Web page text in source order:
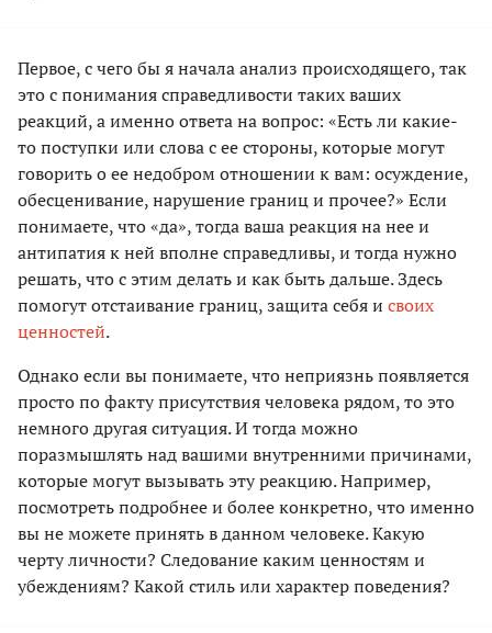
Первое, с чего бы я начала анализ происходящего, так
это с понимания справедливости таких ваших
реакций, а именно ответа на вопрос: «Есть ли какие-
то поступки или слова с ее стороны, которые могут
говорить о ее недобром отношении к вам: осуждение,
обесценивание, нарушение границ и прочее?» Если
понимаете, что «да», тогда ваша реакция на нее и
антипатия к ней вполне справедливы, и тогда нужно
решать, что с этим делать и как быть дальше. Здесь
помогут отстаивание границ, защита себя и своих
ценностей.
Однако если вы понимаете, что неприязнь появляется
просто по факту присутствия человека рядом, то это
немного другая ситуация. И тогда можно
поразмышлять над вашими внутренними причинами,
которые могут вызывать эту реакцию. Например,
посмотреть подробнее и более конкретно, что именно
вы не можете принять в данном человеке. Какую
черту личности? Следование каким ценностям и
убеждениям? Какой стиль или характер поведения?